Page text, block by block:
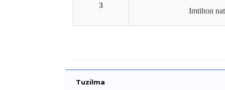
3
Imtihon
Tuzilma